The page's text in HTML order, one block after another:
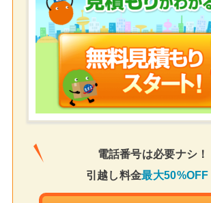
電話番号は必要ナシ！
引越し料金最大50%OFF